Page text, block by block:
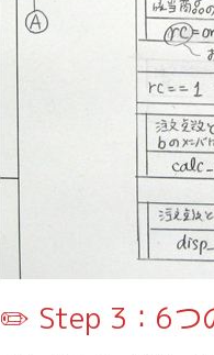
✏️ Step 3：6つ